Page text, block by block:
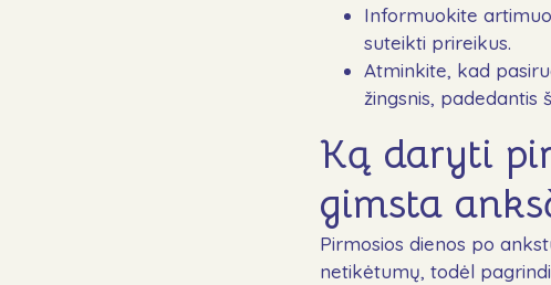
Informuokite
suteikti prireikus.
Atminkite, kad
žingsnis, padedantis
Ką daryti
gimsta
Pirmosios dienos po
netikėtumų, todėl